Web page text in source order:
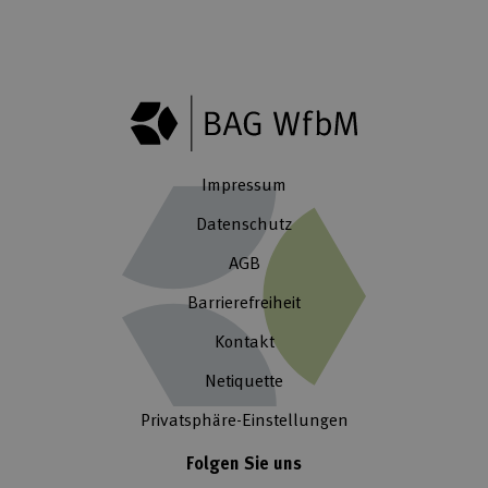
Impressum
Datenschutz
AGB
Barrierefreiheit
Kontakt
Netiquette
Privatsphäre-Einstellungen
Folgen Sie uns